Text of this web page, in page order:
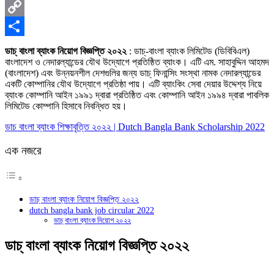
X
Copy
Link
Share
ডাচ্ বাংলা ব্যাংক নিয়োগ বিজ্ঞপ্তি ২০২২ : ডাচ্-বাংলা ব্যাংক লিমিটেড (ডিবিবিএল)
বাংলাদেশ ও নেদারল্যান্ডের যৌথ উদ্যোগে প্রতিষ্ঠিত ব্যাংক। এটি এম. সাহাবুদ্দিন আহমদ
(বাংলাদেশ) এবং উন্নয়নশীল দেশগুলির জন্য ডাচ্ ফিনান্সিং সংস্থা নামক নেদারল্যান্ডের
একটি কোম্পানির যৌথ উদ্যোগে প্রতিষ্ঠা পায়। এটি ব্যাংকিং সেবা দেয়ার উদ্দেশ্য নিয়ে
ব্যাংক কোম্পানি আইন ১৯৯১ দ্বারা প্রতিষ্ঠিত এবং কোম্পানি আইন ১৯৯৪ দ্বারা পাবলিক
লিমিটেড কোম্পানি হিসাবে নিবন্ধিত হয়।
ডাচ বাংলা ব্যাংক শিক্ষাবৃত্তি ২০২২ | Dutch Bangla Bank Scholarship 2022
এক নজরে
ডাচ্ বাংলা ব্যাংক নিয়োগ বিজ্ঞপ্তি ২০২২
dutch bangla bank job circular 2022
ডাচ্ বাংলা ব্যাংক নিয়োগ ২০২২
ডাচ্ বাংলা ব্যাংক নিয়োগ বিজ্ঞপ্তি ২০২২